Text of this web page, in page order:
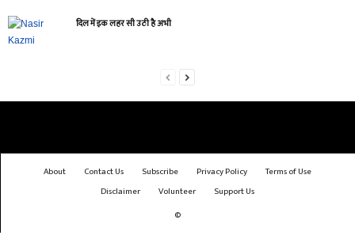
दिल में इक लहर सी उठी है अभी
About Contact Us Subscribe Privacy Policy
Terms of Use
Disclaimer
Volunteer
Support Us
©